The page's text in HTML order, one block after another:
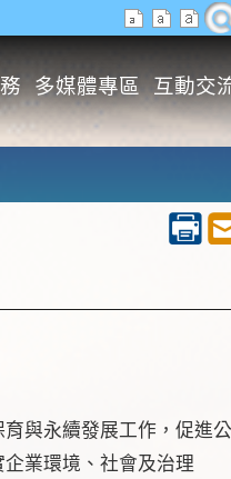
多媒體專區 互動交
與永續發展工作，促進
業環境、社會及治理